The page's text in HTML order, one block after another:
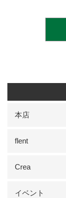
本店
flent
Crea
イベント